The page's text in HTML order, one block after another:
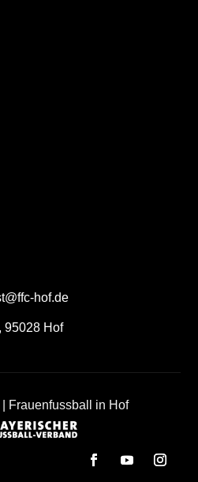
hof.de
95028 Hof
| Frauenfussball in Hof